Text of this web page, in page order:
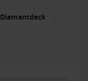
Diamantdeck